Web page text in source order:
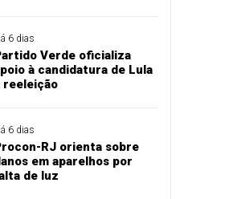
6 dias
Verde oficializa
à candidatura de Lula
reeleição
6 dias
RJ orienta sobre
em aparelhos por
de luz